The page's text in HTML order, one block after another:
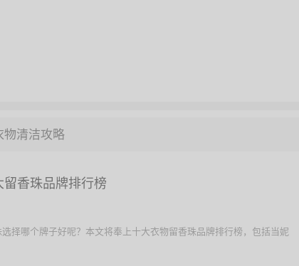
物清洁攻略
香珠品牌排行榜
择哪个牌子好呢？本文将奉上十大衣物留香珠品牌排行榜，包括当妮